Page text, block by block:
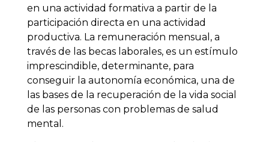
en una actividad formativa a partir de la
participación directa en una actividad
productiva. La remuneración mensual, a
través de las becas laborales, es un estímulo
imprescindible, determinante, para
conseguir la autonomía económica, una de
las bases de la recuperación de la vida social
de las personas con problemas de salud
mental.